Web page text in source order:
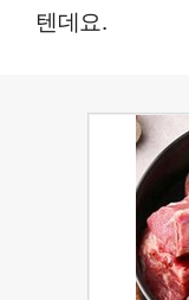
텐데요.